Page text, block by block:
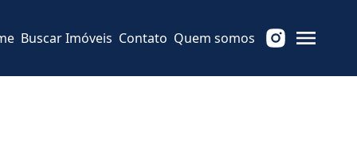
Buscar Imóveis Contato Quem somos